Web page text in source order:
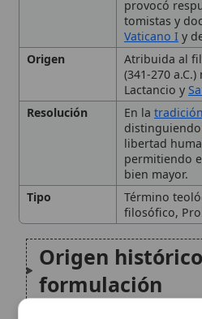
En latradición
distinguiendo
libertad humana
permitiendo el
bien mayor.
Término
filosófico,
Origen histórico y
formulación
El epicureísmo y
Críticas
paradoja
🙏 Bienvenido a
Esta enciclopedia es un recurso
imprimatur
. No sustituye al
Escritura ni a los documentos oficiales
destinada únicamente a la estudio
los artículos se compone con
prohibida su distribución en iglesias,